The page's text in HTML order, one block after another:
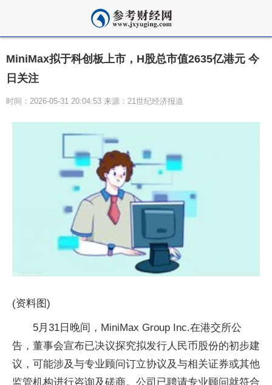
MiniMax拟于科创板上市，H股总市值2635亿港元 今
日关注
时间：2026-05-31 20:04:53 来源：21世纪经济报道
(资料图)
5月31日晚间，MiniMax Group Inc.在港交所公
告，董事会宣布已决议探究拟发行人民币股份的初步建
议，可能涉及与专业顾问订立协议及与相关证券或其他
监管机构进行咨询及磋商。公司已聘请专业顾问就符合